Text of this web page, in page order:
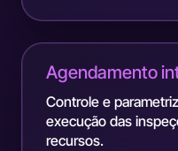
Agendamento
Controle e
execução das
recursos.